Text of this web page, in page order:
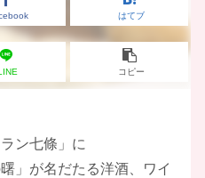
はてブ
コピー
ン七條」に
」が名だたる洋酒、ワイ